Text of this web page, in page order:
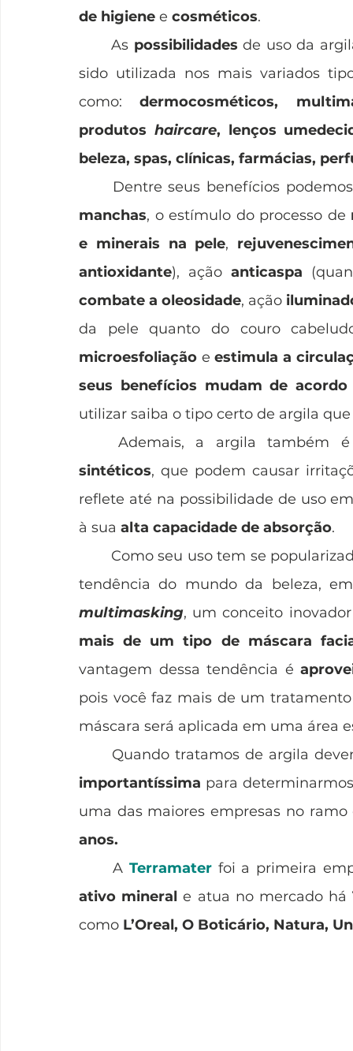
de higiene e cosméticos.
	As
possibilidades de uso da
sido utilizada nos mais variados
como: dermocosméticos,
produtos haircare, lenços
beleza, spas, clínicas, farmácias,
Dentre seus benefícios
manchas, o estímulo do processo de
e minerais na pele,
antioxidante), ação anticaspa
combate a oleosidade, ação
microesfoliação e estimula a
seus benefícios mudam de
utilizar saiba o tipo certo de argila
Ademais, a argila também
sintéticos, que podem causar
reflete até na possibilidade de uso
à sua alta capacidade de absorção.
multimasking, um conceito
mais de um tipo de máscara
vantagem dessa tendência é
pois você faz mais de um
máscara será aplicada em uma área
Quando tratamos de argila
importantíssima para
uma das maiores empresas no
anos.
	A
Terramater foi a primeira
ativo mineral e atua no mercado há
como L’Oreal, O Boticário, Natura,